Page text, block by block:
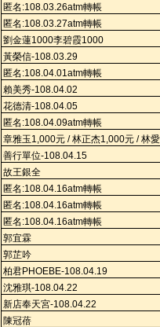
匿名 :108.03.26atm轉帳
匿名 :108.03.27atm轉帳
劉金蓮1000李碧霞1000
黃榮信-108.03.29
匿名 :108.04.01atm轉帳
賴美秀-108.04.02
花德清-108.04.05
匿名 :108.04.09atm轉帳
章雅玉1,000元/林正杰1,000元/林愛
善行單位-108.04.15
故王銀全
匿名 :108.04.16atm轉帳
匿名 :108.04.16atm轉帳
匿名 :108.04.16atm轉帳
郭宜霖
郭芷吟
柏君PHOEBE-108.04.19
沈雅琪-108.04.22
新店奉天宮-108.04.22
陳冠蓓